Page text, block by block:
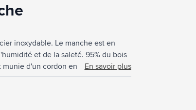
inoxydable. Le manche est en
et de la saleté. 95% du bois
d'un cordon en cuir. Lorsqu'il
de verrouillage Virobloc®.
d'une randonnée. Un couteau de
En savoir plus